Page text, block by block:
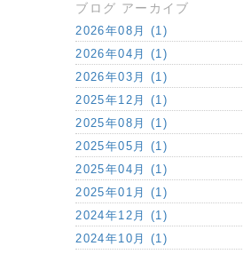
ブログ アーカイブ
2026年08月 (1)
2026年04月 (1)
2026年03月 (1)
2025年12月 (1)
2025年08月 (1)
2025年05月 (1)
2025年04月 (1)
2025年01月 (1)
2024年12月 (1)
2024年10月 (1)